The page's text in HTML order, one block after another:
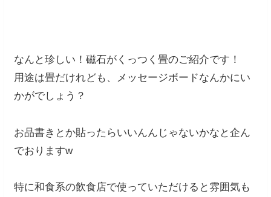
なんと珍しい！磁石がくっつく畳のご紹介です！
用途は畳だけれども、メッセージボードなんかにい
かがでしょう？
お品書きとか貼ったらいいんんじゃないかなと企ん
でおりますw
特に和食系の飲食店で使っていただけると雰囲気も